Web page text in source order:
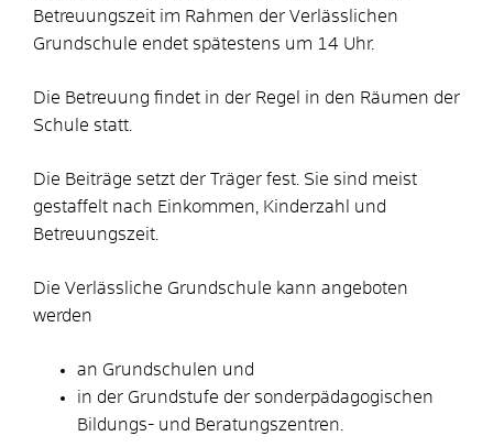
Betreuungszeit im Rahmen der Verlässlichen
Grundschule endet spätestens um 14 Uhr.
Die Betreuung findet in der Regel in den Räumen der
Schule statt.
Die Beiträge setzt der Träger fest. Sie sind meist
gestaffelt nach Einkommen, Kinderzahl und
Betreuungszeit.
Die Verlässliche Grundschule kann angeboten
werden
an Grundschulen und
in der Grundstufe der sonderpädagogischen
Bildungs- und Beratungszentren.